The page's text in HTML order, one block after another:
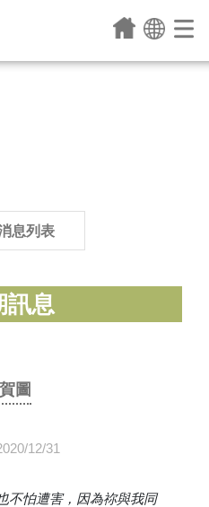
息列表
訊息
圖
12/31
不怕遭害，因為祢與我同